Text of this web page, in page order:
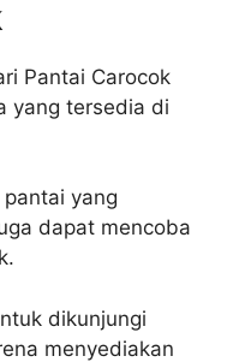
Pantai Carocok
yang tersedia di
yang
dapat mencoba
dikunjungi
menyediakan